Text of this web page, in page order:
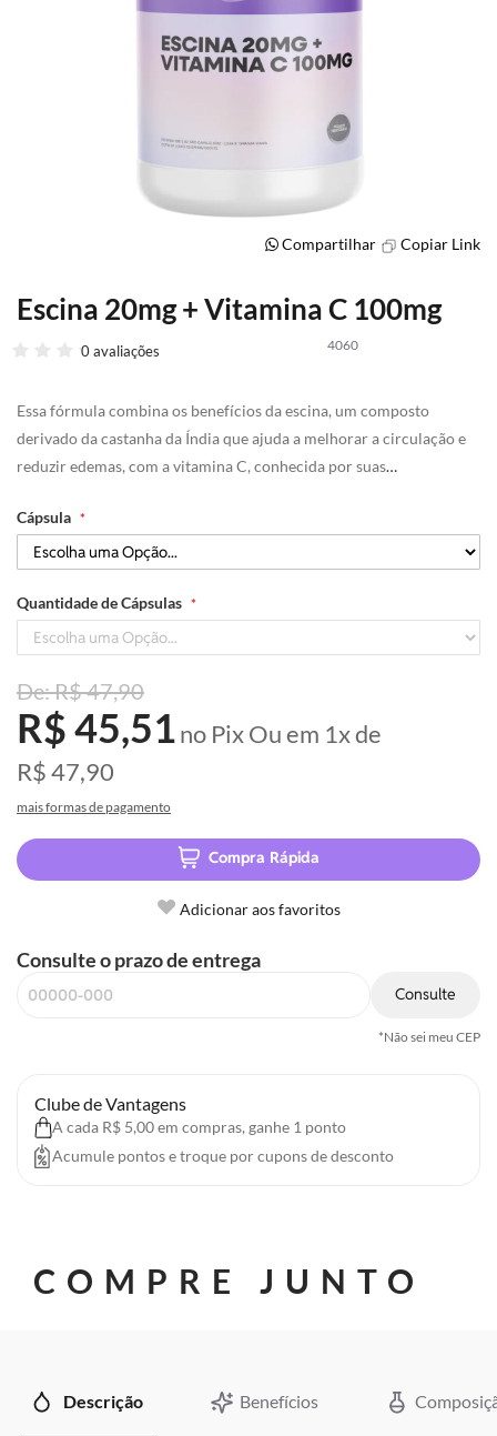
Escina 20mg + Vitamina C 100mg
4060
0 avaliações
Essa fórmula combina os benefícios da escina, um composto
derivado da castanha da Índia que ajuda a melhorar a circulação e
reduzir edemas, com a vitamina C, conhecida por suas
Juntas, essas substâncias promovem a saúde vascular, fortalecem a
pele e aumentam a luminosidade, além de proteger contra danos
Cápsula
Quantidade de Cápsulas
R$ 47,90
R$ 45,51no PixOu em 1xde
R$ 47,90
mais formas de pagamento
Compra Rápida
Adicionar aos favoritos
Consulte o prazo de entrega
Consulte
*Não sei meu CEP
Clube de Vantagens
A cada R$ 5,00 em compras, ganhe 1 ponto
Acumule pontos e troque por cupons de desconto
Compartilhar Copiar Link
Saltar
para
Galeria
de
imagens
COMPRE JUNTO
Descrição Benefícios